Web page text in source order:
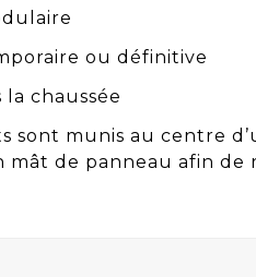
ou définitive
la chaussée
sont munis au centre
mât de panneau afin de